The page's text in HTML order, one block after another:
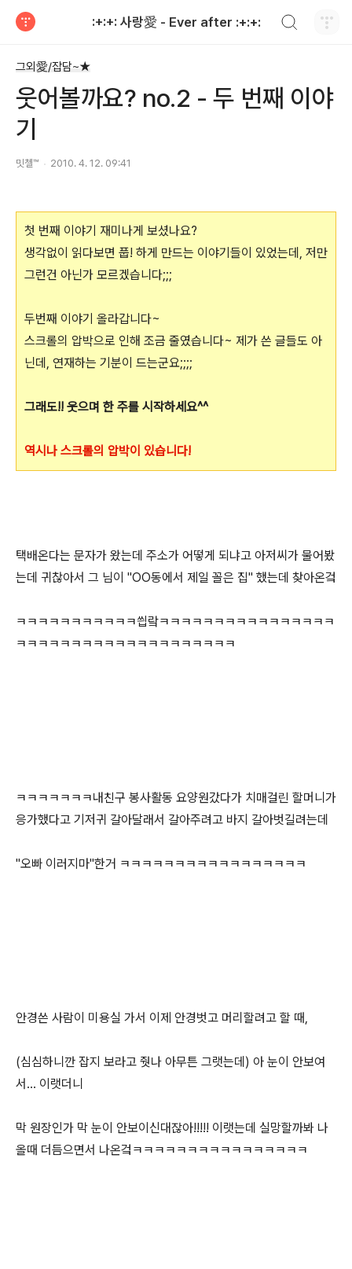
:+:+: 사랑愛 - Ever after :+:+:
그외愛/잡담~★
웃어볼까요? no.2 - 두 번째 이야
기
밋첼™ 2010. 4. 12. 09:41
첫 번째 이야기 재미나게 보셨나요?
생각없이 읽다보면 풉! 하게 만드는 이야기들이 있었는데, 저만
그런건 아닌가 모르겠습니다;;;
두번째 이야기 올라갑니다~
스크롤의 압박으로 인해 조금 줄였습니다~ 제가 쓴 글들도 아
닌데, 연재하는 기분이 드는군요;;;;
그래도!! 웃으며 한 주를 시작하세요^^
역시나 스크롤의 압박이 있습니다!
택배온다는 문자가 왔는데 주소가 어떻게 되냐고 아저씨가 물어봤
는데 귀찮아서 그 님이 "OO동에서 제일 꼴은 집" 했는데 찾아온겈
ㅋㅋㅋㅋㅋㅋㅋㅋㅋㅋㅋ씝랔ㅋㅋㅋㅋㅋㅋㅋㅋㅋㅋㅋㅋㅋㅋㅋㅋ
ㅋㅋㅋㅋㅋㅋㅋㅋㅋㅋㅋㅋㅋㅋㅋㅋㅋㅋㅋㅋ
ㅋㅋㅋㅋㅋㅋㅋ내친구 봉사활동 요양원갔다가 치매걸린 할머니가
응가했다고 기저귀 갈아달래서 갈아주려고 바지 갈아벗길려는데
"오빠 이러지마"한거 ㅋㅋㅋㅋㅋㅋㅋㅋㅋㅋㅋㅋㅋㅋㅋㅋㅋ
안경쓴 사람이 미용실 가서 이제 안경벗고 머리할려고 할 때,
(심심하니깐 잡지 보라고 줫나 아무튼 그랫는데) 아 눈이 안보여
서... 이랫더니
막 원장인가 막 눈이 안보이신대잖아!!!!! 이랫는데 실망할까봐 나
올때 더듬으면서 나온겈ㅋㅋㅋㅋㅋㅋㅋㅋㅋㅋㅋㅋㅋㅋㅋㅋ